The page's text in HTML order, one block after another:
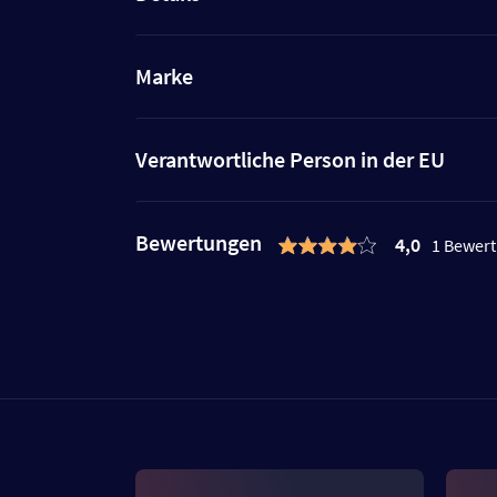
Marke
Verantwortliche Person in der EU
Bewertungen 4,0 1